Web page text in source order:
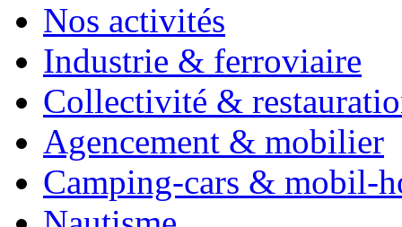
Nos activités
Industrie & ferroviaire
Collectivité &
Agencement & mobilier
Camping-cars & mobil-